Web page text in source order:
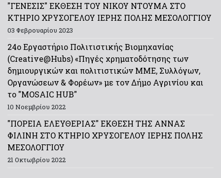
"ΓΕΝΕΣΙΣ" ΕΚΘΕΣΗ ΤΟΥ ΝΙΚΟΥ ΝΤΟΥΜΑ ΣΤΟ
ΚΤΗΡΙΟ ΧΡΥΣΟΓΕΛΟΥ ΙΕΡΗΣ ΠΟΛΗΣ ΜΕΣΟΛΟΓΓΙΟΥ
03 Φεβρουαρίου 2023
24ο Εργαστήριο Πολιτιστικής Βιομηχανίας
(Creative@Hubs) «Πηγές χρηματοδότησης των
δημιουργικών και πολιτιστικών ΜΜΕ, Συλλόγων,
Οργανώσεων & Φορέων» με τον Δήμο Αγρινίου και
το "MOSAIC HUB"
10 Νοεμβρίου 2022
"ΠΟΡΕΙΑ ΕΛΕΥΘΕΡΙΑΣ" ΕΚΘΕΣΗ ΤΗΣ ΑΝΝΑΣ
ΦΙΛΙΝΗ ΣΤΟ ΚΤΗΡΙΟ ΧΡΥΣΟΓΕΛΟΥ ΙΕΡΗΣ ΠΟΛΗΣ
ΜΕΣΟΛΟΓΓΙΟΥ
21 Οκτωβρίου 2022